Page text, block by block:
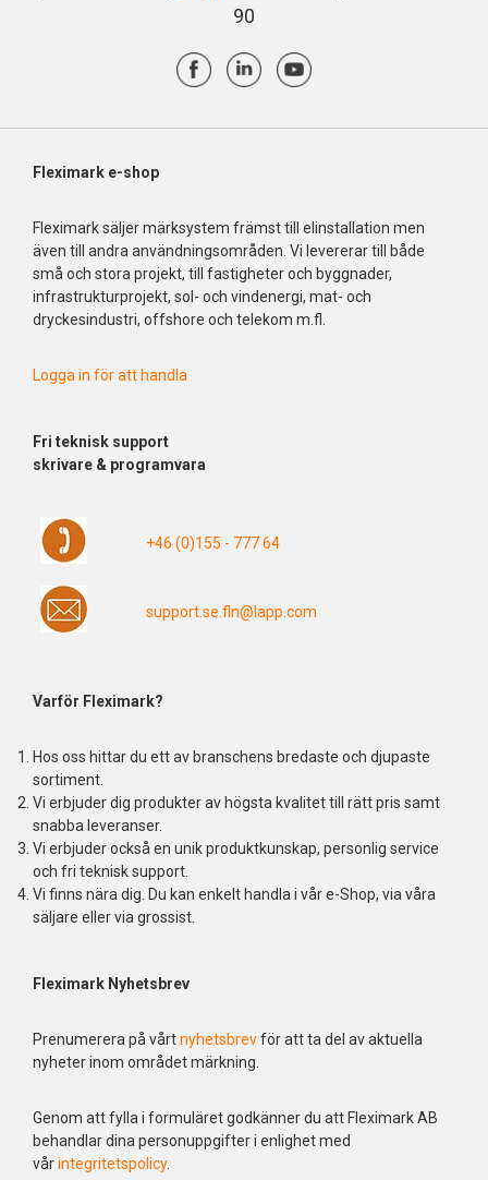
90
Fleximark e-shop
Fleximark säljer märksystem främst till elinstallation men
även till andra användningsområden. Vi levererar till både
små och stora projekt, till fastigheter och byggnader,
infrastrukturprojekt, sol- och vindenergi, mat- och
dryckesindustri, offshore och telekom m.fl.
Logga in för att handla
Fri teknisk support
skrivare & programvara
+46 (0)155 - 777 64
support.se.fln@lapp.com
Varför Fleximark?
Hos oss hittar du ett av branschens bredaste och djupaste
sortiment.
Vi erbjuder dig produkter av högsta kvalitet till rätt pris samt
snabba leveranser.
Vi erbjuder också en unik produktkunskap, personlig service
och fri teknisk support.
Vi finns nära dig. Du kan enkelt handla i vår e-Shop, via våra
säljare eller via grossist.
Fleximark Nyhetsbrev
Prenumerera på vårtnyhetsbrevför att ta del av aktuella
nyheter inom området märkning.
Genom att fylla i formuläret godkänner du att Fleximark AB
behandlar dina personuppgifter i enlighet med
vårintegritetspolicy.